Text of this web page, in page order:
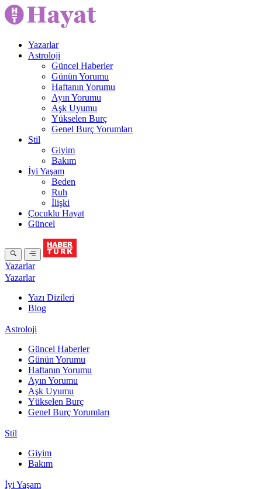
Yazarlar
Astroloji
Güncel Haberler
Günün Yorumu
Haftanın Yorumu
Ayın Yorumu
Aşk Uyumu
Yükselen Burç
Genel Burç Yorumları
Stil
Giyim
Bakım
İyi Yaşam
Beden
Ruh
İlişki
Çocuklu Hayat
Güncel
Yazarlar
Yazarlar
Yazı Dizileri
Blog
Astroloji
Güncel Haberler
Günün Yorumu
Haftanın Yorumu
Ayın Yorumu
Aşk Uyumu
Yükselen Burç
Genel Burç Yorumları
Stil
Giyim
Bakım
İyi Yaşam